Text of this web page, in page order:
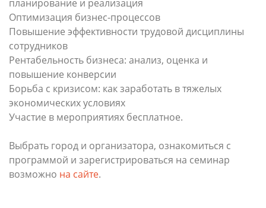
планирование и реализация
Оптимизация бизнес-процессов
Повышение эффективности трудовой дисциплины
сотрудников
Рентабельность бизнеса: анализ, оценка и
повышение конверсии
Борьба с кризисом: как заработать в тяжелых
экономических условиях
Участие в мероприятиях бесплатное.
Выбрать город и организатора, ознакомиться с
программой и зарегистрироваться на семинар
возможно на сайте.